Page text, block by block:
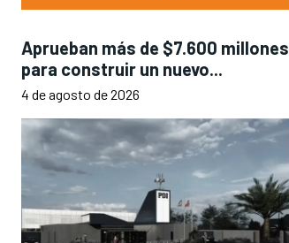
Aprueban más de $7.600 millones
para construir un nuevo...
4 de agosto de 2026